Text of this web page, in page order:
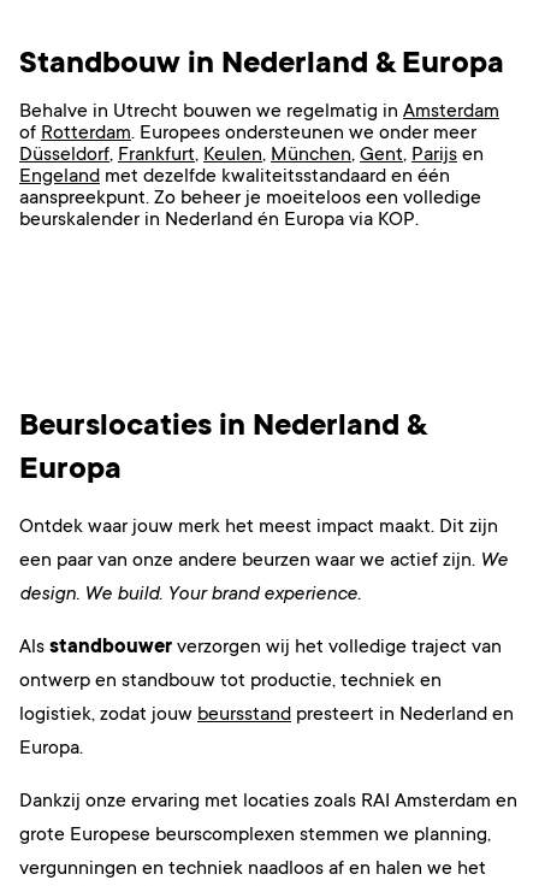
Standbouw in Nederland & Europa
Behalve in Utrecht bouwen we regelmatig in Amsterdam
of Rotterdam. Europees ondersteunen we onder meer
Düsseldorf, Frankfurt, Keulen, München, Gent, Parijs en
Engeland met dezelfde kwaliteitsstandaard en één
aanspreekpunt. Zo beheer je moeiteloos een volledige
beurskalender in Nederland én Europa via KOP.
Beurslocaties in Nederland &
Europa
Ontdek waar jouw merk het meest impact maakt. Dit zijn
een paar van onze andere beurzen waar we actief zijn. We
design. We build. Your brand experience.
Als standbouwer verzorgen wij het volledige traject van
ontwerp en standbouw tot productie, techniek en
logistiek, zodat jouw beursstand presteert in Nederland en
Europa.
Dankzij onze ervaring met locaties zoals RAI Amsterdam en
grote Europese beurscomplexen stemmen we planning,
vergunningen en techniek naadloos af en halen we het